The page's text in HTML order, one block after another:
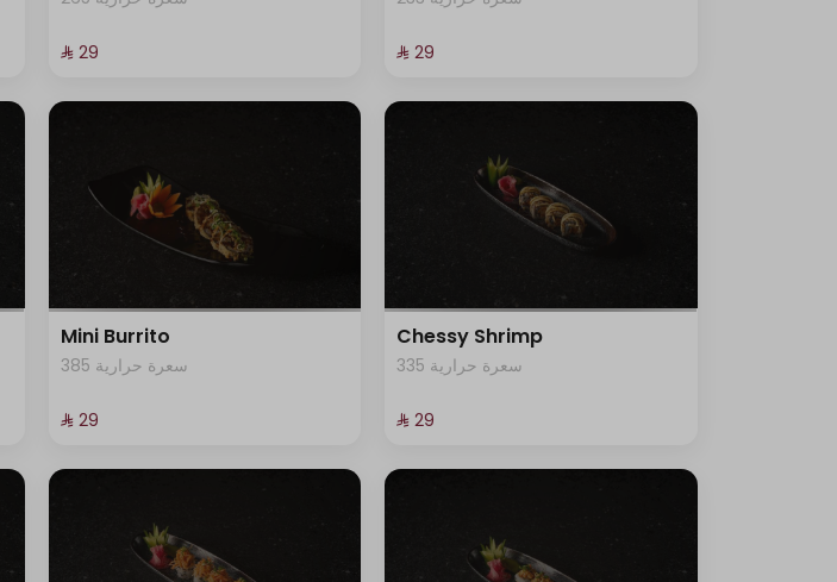
⁨⁦‪‬ 29⁩ ⁨⁦‪‬ 29⁩
Mini Burrito
385 سعرة حرارية
⁨⁦‪‬ 29⁩
Chessy Shrimp
335 سعرة حرارية
⁨⁦‪‬ 29⁩